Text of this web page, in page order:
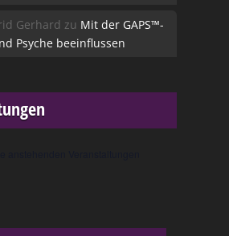
Gerhard zu Mit der GAPS™-
Psyche beeinflussen